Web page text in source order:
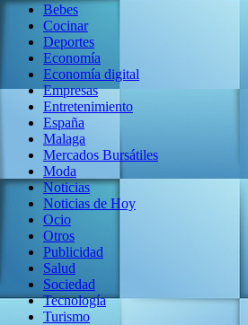
Bebes
Cocinar
Deportes
Economía
Economía digital
Empresas
Entretenimiento
España
Malaga
Mercados Bursátiles
Moda
Noticias
Noticias de Hoy
Ocio
Otros
Publicidad
Salud
Sociedad
Tecnología
Turismo